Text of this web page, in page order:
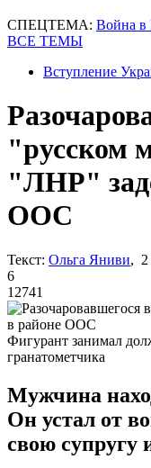
СПЕЦТЕМА: Война в
ВСЕ ТЕМЫ
Вступление
"русском
"ЛНР"
ООС
Текст: Ольга Яниви, 2
6
12741
Фигурант занимал
гранатометчика
Мужчина
Он устал от
свою супругу